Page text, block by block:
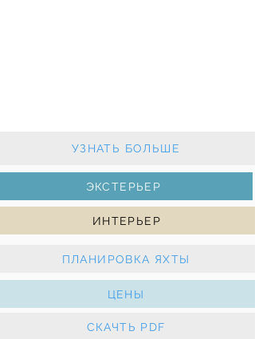
УЗНАТЬ БОЛЬШЕ
ЭКСТЕРЬЕР
ИНТЕРЬЕР
ПЛАНИРОВКА ЯХТЫ
ЦЕНЫ
СКАЧТЬ PDF